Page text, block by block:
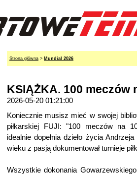
Strona główna > Mundial 2026
KSIĄŻKA. 100 meczów
2026-05-20 01:21:00
Koniecznie musisz mieć w swojej
piłkarskiej FUJI: "100 meczów na
idealnie dopełnia dzieło życia
wieku z pasją dokumentował turnieje
Wszystkie dokonania